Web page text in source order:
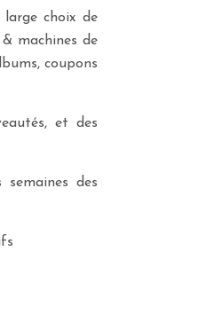
choix de
machines de
coupons
et des
des